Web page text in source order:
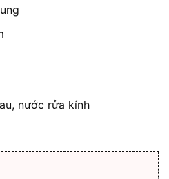
nước rửa kính